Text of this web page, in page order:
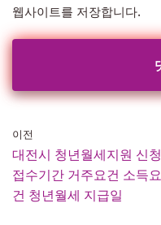
웹사이트를 저장합니다.
이전
대전시 청년월세지원 신청
접수기간 거주요건 소득요
건 청년월세 지급일